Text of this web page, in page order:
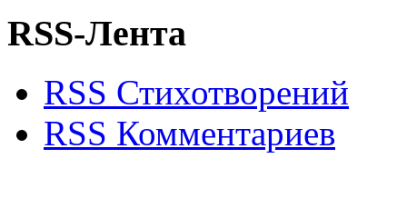
RSS-Лента
RSS Стихотворений
RSS Комментариев